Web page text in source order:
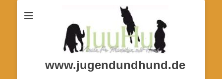
www.jugendundhund.de